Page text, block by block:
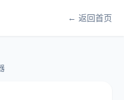
← 返回首页